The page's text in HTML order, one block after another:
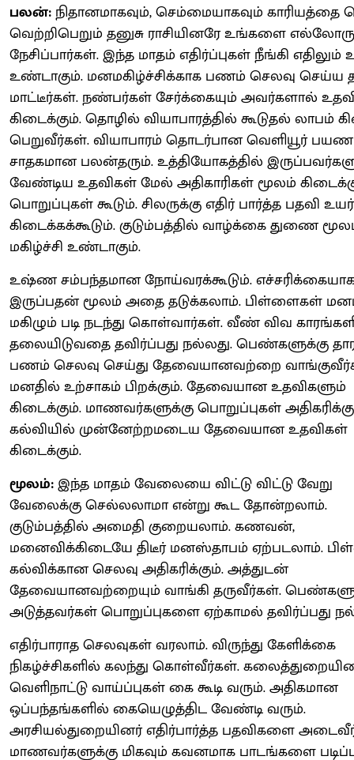
பலன்:நிதானமாகவும், செம்மையாகவும் காரியத்தை
வெற்றிபெறும் தனுசு ராசியினரே உங்களை
நேசிப்பார்கள். இந்த மாதம் எதிர்ப்புகள் நீங்கி எதிலும்
உண்டாகும். மனமகிழ்ச்சிக்காக பணம் செலவு செய்ய
மாட்டீர்கள். நண்பர்கள் சேர்க்கையும் அவர்களால்
கிடைக்கும். தொழில் வியாபாரத்தில் கூடுதல் லாபம்
பெறுவீர்கள். வியாபாரம் தொடர்பான வெளியூர்
சாதகமான பலன்தரும். உத்தியோகத்தில்
வேண்டிய உதவிகள் மேல் அதிகாரிகள் மூலம்
பொறுப்புகள் கூடும். சிலருக்கு எதிர் பார்த்த பதவி
கிடைக்கக்கூடும். குடும்பத்தில் வாழ்க்கை துணை
மகிழ்ச்சி உண்டாகும்.
உஷ்ண சம்பந்தமான நோய்வரக்கூடும்.
இருப்பதன் மூலம் அதை தடுக்கலாம். பிள்ளைகள்
மகிழும் படி நடந்து கொள்வார்கள். வீண் விவ
தலையிடுவதை தவிர்ப்பது நல்லது. பெண்களுக்கு
பணம் செலவு செய்து தேவையானவற்றை
மனதில் உற்சாகம் பிறக்கும். தேவையான உதவிகளும்
கிடைக்கும். மாணவர்களுக்கு பொறுப்புகள்
கல்வியில் முன்னேற்றமடைய தேவையான உதவிகள்
கிடைக்கும்.
மூலம்:இந்த மாதம் வேலையை விட்டு விட்டு வேறு
வேலைக்கு செல்லலாமா என்று கூட தோன்றலாம்.
குடும்பத்தில் அமைதி குறையலாம். கணவன்,
மனைவிக்கிடையே திடீர் மனஸ்தாபம் ஏற்படலாம்.
கல்விக்கான செலவு அதிகரிக்கும். அத்துடன்
தேவையானவற்றையும் வாங்கி தருவீர்கள்.
அடுத்தவர்கள் பொறுப்புகளை ஏற்காமல் தவிர்ப்பது
எதிர்பாராத செலவுகள் வரலாம். விருந்து கேளிக்கை
நிகழ்ச்சிகளில் கலந்து கொள்வீர்கள்.
வெளிநாட்டு வாய்ப்புகள் கை கூடி வரும். அதிகமான
ஒப்பந்தங்களில் கையெழுத்திட வேண்டி வரும்.
அரசியல்துறையினர் எதிர்பார்த்த பதவிகளை
மாணவர்களுக்கு மிகவும் கவனமாக பாடங்களை